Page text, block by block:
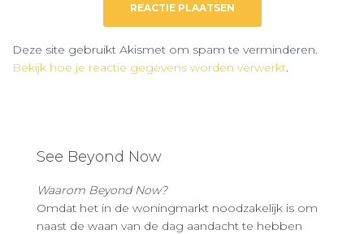
Deze site gebruikt Akismet om spam te verminderen.
Bekijk hoe je reactie gegevens worden verwerkt.
See Beyond Now
Waarom Beyond Now?
Omdat het in de woningmarkt noodzakelijk is om
naast de waan van de dag aandacht te hebben